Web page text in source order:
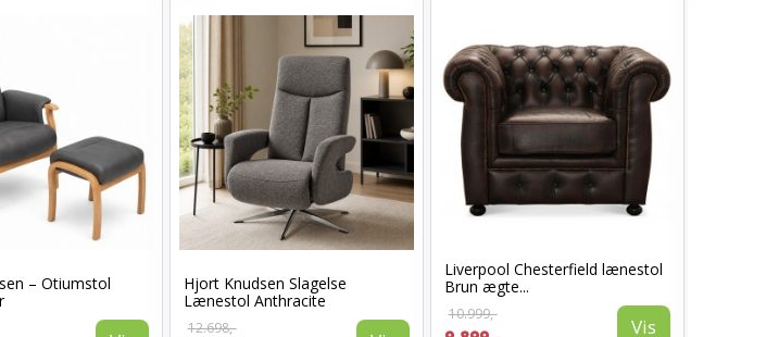
– Otiumstol
Hjort Knudsen Slagelse
Lænestol Anthracite
12.698,-
Liverpool Chesterfield lænestol
Brun ægte...
10.999,-
Vis